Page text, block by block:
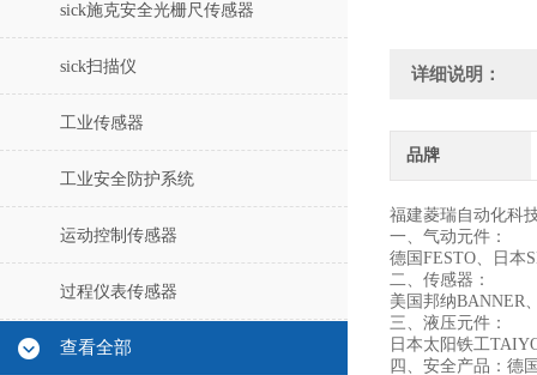
sick施克安全光栅尺传感器
sick扫描仪
工业传感器
工业安全防护系统
运动控制传感器
过程仪表传感器
查看全部
详细说明：
品牌
福建菱瑞自动化科
一、气动元件：
德国FESTO、日本
二、传感器：
美国邦纳BANNER
三、液压元件：
日本太阳铁工
四、安全产品：德